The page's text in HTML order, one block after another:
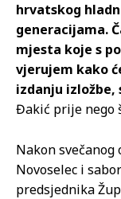
hrvatskog
generacijama.
mjesta koje s
vjerujem kako
izdanju izložbe,
Đakić prije nego
Nakon
Novoselec i
predsjednika